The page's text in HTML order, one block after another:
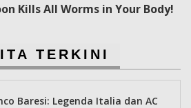
Kills All Worms in Your Body!
TERKINI
Baresi: Legenda Italia dan AC